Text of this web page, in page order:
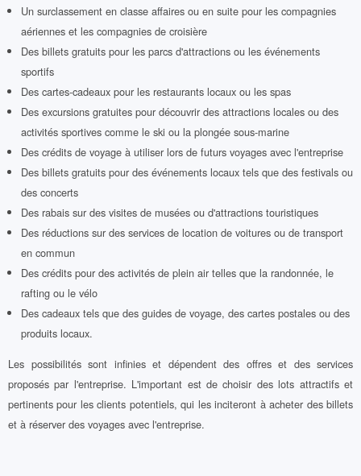
Un surclassement en classe affaires ou en suite pour les compagnies
aériennes et les compagnies de croisière
Des billets gratuits pour les parcs d'attractions ou les événements
sportifs
Des cartes-cadeaux pour les restaurants locaux ou les spas
Des excursions gratuites pour découvrir des attractions locales ou des
activités sportives comme le ski ou la plongée sous-marine
Des crédits de voyage à utiliser lors de futurs voyages avec l'entreprise
Des billets gratuits pour des événements locaux tels que des festivals ou
des concerts
Des rabais sur des visites de musées ou d'attractions touristiques
Des réductions sur des services de location de voitures ou de transport
en commun
Des crédits pour des activités de plein air telles que la randonnée, le
rafting ou le vélo
Des cadeaux tels que des guides de voyage, des cartes postales ou des
produits locaux.
Les possibilités sont infinies et dépendent des offres et des services
proposés par l'entreprise. L'important est de choisir des lots attractifs et
pertinents pour les clients potentiels, qui les inciteront à acheter des billets
et à réserver des voyages avec l'entreprise.